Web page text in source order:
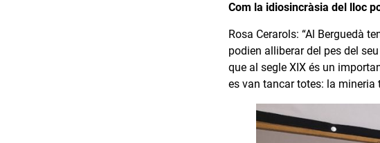
Com la idiosincràsia del lloc
Rosa Cerarols: “Al Berguedà
podien alliberar del pes del
que al segle XIX és un
es van tancar totes: la mineria